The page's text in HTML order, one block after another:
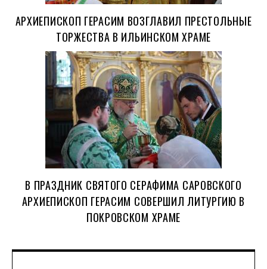
АРХИЕПИСКОП ГЕРАСИМ ВОЗГЛАВИЛ ПРЕСТОЛЬНЫЕ
ТОРЖЕСТВА В ИЛЬИНСКОМ ХРАМЕ
В ПРАЗДНИК СВЯТОГО СЕРАФИМА САРОВСКОГО
АРХИЕПИСКОП ГЕРАСИМ СОВЕРШИЛ ЛИТУРГИЮ В
ПОКРОВСКОМ ХРАМЕ